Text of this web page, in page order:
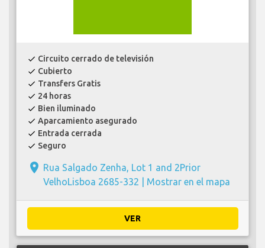
check Circuito cerrado de televisión
check Cubierto
check Transfers Gratis
check 24 horas
check Bien iluminado
check Aparcamiento asegurado
check Entrada cerrada
check Seguro
place Rua Salgado Zenha, Lot 1 and 2Prior
VelhoLisboa 2685-332 | Mostrar en el mapa
VER